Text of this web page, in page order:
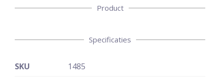
Product
Specificaties
SKU
1485